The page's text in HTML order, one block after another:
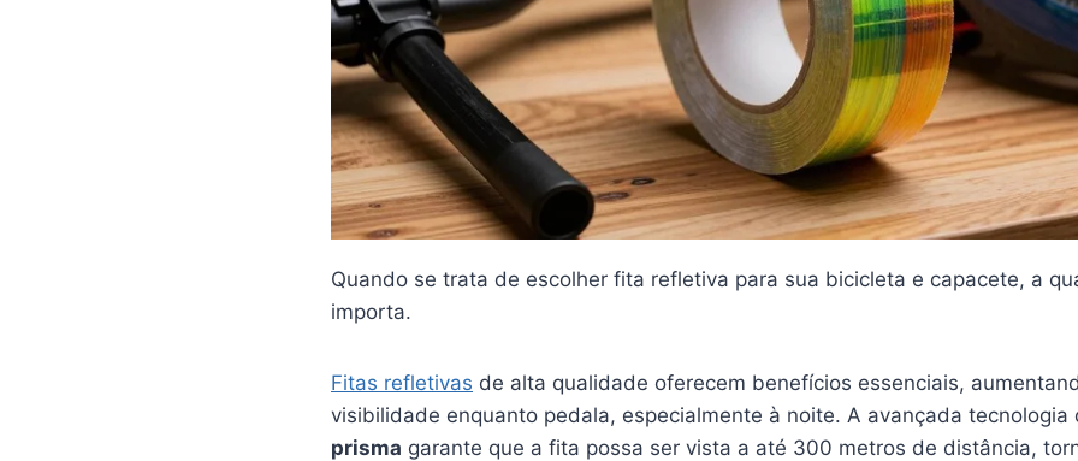
Quando se trata de escolher fita refletiva para sua bicicleta e capacete, a
importa.
Fitas refletivas de alta qualidade oferecem benefícios essenciais,
visibilidade enquanto pedala, especialmente à noite. A avançada tecnologia
prisma garante que a fita possa ser vista a até 300 metros de distância,